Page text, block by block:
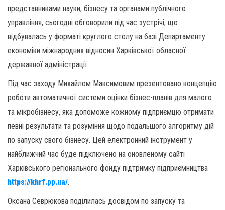
представниками науки, бізнесу та органами публічного
управління, сьогодні обговорили під час зустрічі, що
відбувалась у форматі круглого столу на базі Департаменту
економіки міжнародних відносин Харківської обласної
державної адміністрації.
Під час заходу Михайлом Максимовим презентовано концепцію
роботи автоматичної системи оцінки бізнес-планів для малого
та мікробізнесу, яка допоможе кожному підприємцю отримати
певні результати та розуміння щодо подальшого алгоритму дій
по запуску свого бізнесу. Цей електронний інструмент у
найближчий час буде підключено на оновленому сайті
Харківського регіонального фонду підтримку підприємництва
https://khrf.pp.ua/.
Оксана Севрюкова поділилась досвідом по запуску та